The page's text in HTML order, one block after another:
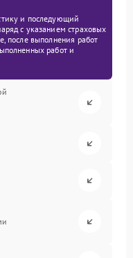
и последующий
с указанием страховых
после выполнения работ
работ и